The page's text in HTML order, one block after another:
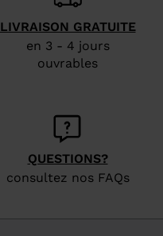
LIVRAISON GRATUITE
en 3 - 4 jours
ouvrables
QUESTIONS?
consultez nos FAQs